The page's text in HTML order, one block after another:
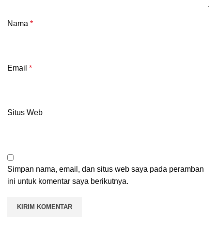
Nama *
Email *
Situs Web
Simpan nama, email, dan situs web saya pada peramban
ini untuk komentar saya berikutnya.